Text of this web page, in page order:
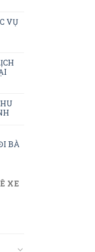
VỤ
BÀ
XE